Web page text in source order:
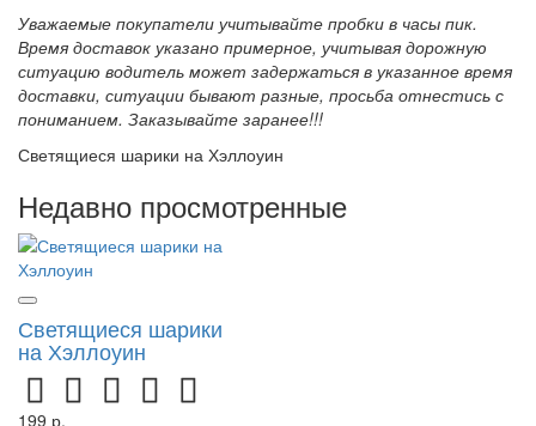
Уважаемые покупатели учитывайте пробки в часы пик.
Время доставок указано примерное, учитывая дорожную
ситуацию водитель может задержаться в указанное время
доставки, ситуации бывают разные, просьба отнестись с
пониманием. Заказывайте заранее!!!
Светящиеся шарики на Хэллоуин
Недавно просмотренные
Светящиеся шарики
на Хэллоуин
199 р.